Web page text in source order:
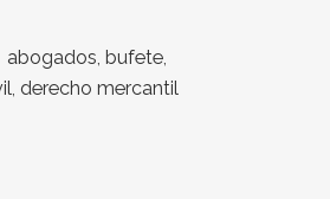
abogados, bufete,
, derecho mercantil